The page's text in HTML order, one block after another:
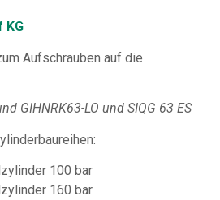
KG
Aufschrauben auf die
GIHNRK63-LO und SIQG 63 ES
100 bar
160 bar